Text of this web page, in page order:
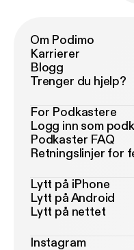
Om Podimo
Karrierer
Blogg
Trenger du hjelp?
For Podkastere
Logg inn som
Podkaster FAQ
Retningslinjer for
Lytt på iPhone
Lytt på Android
Lytt på nettet
Instagram